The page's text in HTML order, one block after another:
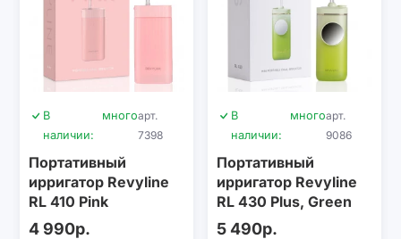
В
наличии:
многоарт.
7398
Портативный
ирригатор Revyline
RL 410 Pink
4 990р.
В
наличии:
многоарт.
9086
Портативный
ирригатор Revyline
RL 430 Plus, Green
5 490р.